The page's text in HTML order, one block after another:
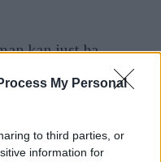
My Personal
to third parties, or
information for
kan just ha
vilket gör att
sträcka upp eller ut
känns något större,